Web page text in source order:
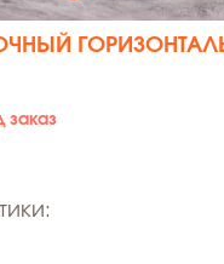
заказ